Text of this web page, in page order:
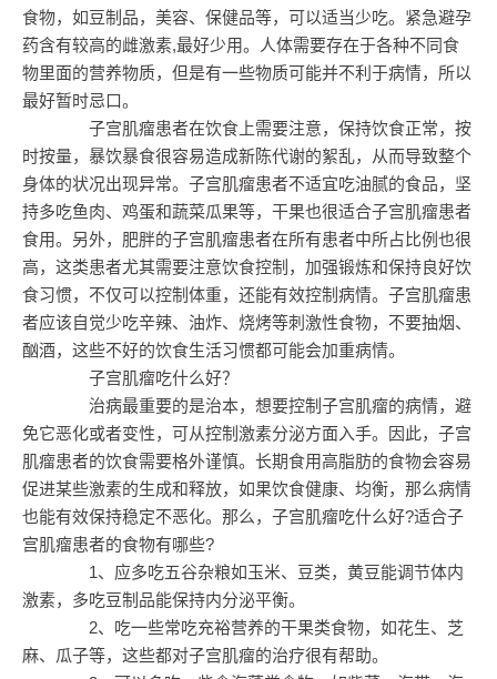
食物，如豆制品，美容、保健品等，可以适当少吃。紧急避孕
药含有较高的雌激素,最好少用。人体需要存在于各种不同食
物里面的营养物质，但是有一些物质可能并不利于病情，所以
最好暂时忌口。
子宫肌瘤患者在饮食上需要注意，保持饮食正常，按
时按量，暴饮暴食很容易造成新陈代谢的絮乱，从而导致整个
身体的状况出现异常。子宫肌瘤患者不适宜吃油腻的食品，坚
持多吃鱼肉、鸡蛋和蔬菜瓜果等，干果也很适合子宫肌瘤患者
食用。另外，肥胖的子宫肌瘤患者在所有患者中所占比例也很
高，这类患者尤其需要注意饮食控制，加强锻炼和保持良好饮
食习惯，不仅可以控制体重，还能有效控制病情。子宫肌瘤患
者应该自觉少吃辛辣、油炸、烧烤等刺激性食物，不要抽烟、
酗酒，这些不好的饮食生活习惯都可能会加重病情。
子宫肌瘤吃什么好？
治病最重要的是治本，想要控制子宫肌瘤的病情，避
免它恶化或者变性，可从控制激素分泌方面入手。因此，子宫
肌瘤患者的饮食需要格外谨慎。长期食用高脂肪的食物会容易
促进某些激素的生成和释放，如果饮食健康、均衡，那么病情
也能有效保持稳定不恶化。那么，子宫肌瘤吃什么好?适合子
宫肌瘤患者的食物有哪些?
1、应多吃五谷杂粮如玉米、豆类，黄豆能调节体内
激素，多吃豆制品能保持内分泌平衡。
2、吃一些常吃充裕营养的干果类食物，如花生、芝
麻、瓜子等，这些都对子宫肌瘤的治疗很有帮助。